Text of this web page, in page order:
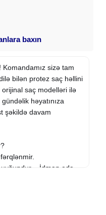
baxın
sizə tam
bilən protez saç həllini
saç modelləri ilə
həyatınıza
şəkildə davam
– İdman edə,
dartılıb çıxarmaq